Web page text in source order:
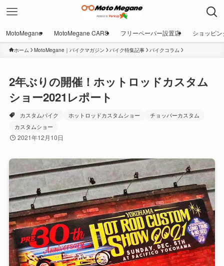
MotoMegane MotoMegane CARS フリーペーパー設置店 ショッピン
ホーム MotoMegane｜バイクマガジン バイク特集記事 バイクコラム
2年ぶりの開催！ホットロッドカスタム
ショー2021レポート
カスタムバイク ホットロッドカスタムショー
チョッパーカスタム
カスタムショー
2021年12月10日